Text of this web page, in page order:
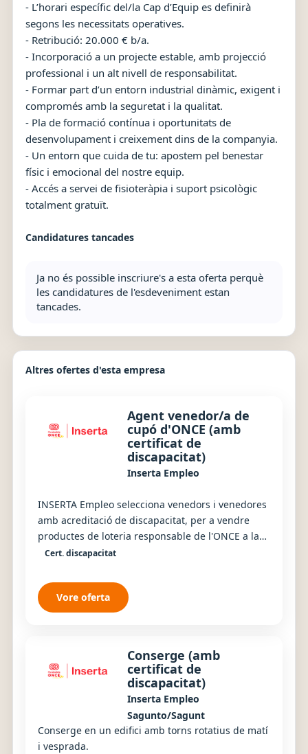
- L’horari específic del/la Cap d’Equip es definirà
segons les necessitats operatives.
- Retribució: 20.000 € b/a.
- Incorporació a un projecte estable, amb projecció
professional i un alt nivell de responsabilitat.
- Formar part d’un entorn industrial dinàmic, exigent i
compromés amb la seguretat i la qualitat.
- Pla de formació contínua i oportunitats de
desenvolupament i creixement dins de la companyia.
- Un entorn que cuida de tu: apostem pel benestar
físic i emocional del nostre equip.
- Accés a servei de fisioteràpia i suport psicològic
totalment gratuït.
Candidatures tancades
Ja no és possible inscriure's a esta oferta perquè
les candidatures de l'esdeveniment estan
tancades.
Altres ofertes d'esta empresa
Agent venedor/a de
cupó d'ONCE (amb
certificat de
discapacitat)
Inserta Empleo
INSERTA Empleo selecciona venedors i venedores
amb acreditació de discapacitat, per a vendre
productes de loteria responsable de l'ONCE a la
província de València. Es busquen persones
Cert. discapacitat
Vore oferta
Conserge (amb
certificat de
discapacitat)
Inserta Empleo
Sagunto/Sagunt
Conserge en un edifici amb torns rotatius de matí
i vesprada.